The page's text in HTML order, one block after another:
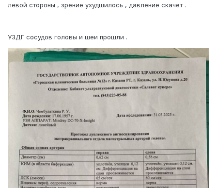
левой стороны , зрение ухудшилось , давление скачет .
УЗДГ сосудов головы и шеи прошли .